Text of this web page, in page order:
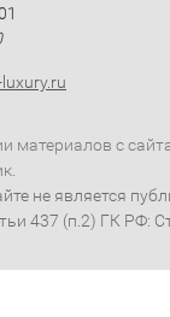
материалов с
не является
437 (п.2) ГК РФ: